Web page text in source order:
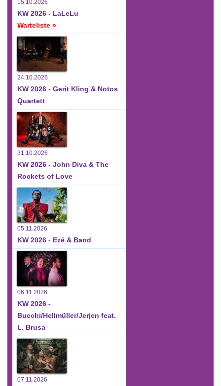
15.10.2026
KW 2026 - LaLeLu
Warteliste »
24.10.2026
KW 2026 - Gerit Kling & Notos
Quartett
31.10.2026
KW 2026 - John Diva & The
Rockets of Love
05.11.2026
KW 2026 - Ezé & Band
06.11.2026
KW 2026 -
Buechi/Hellmüller/Jerjen feat.
L. Brusa
07.11.2026